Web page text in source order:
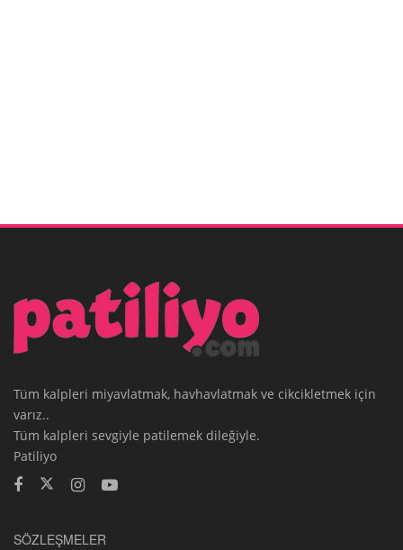
Tüm kalpleri miyavlatmak, havhavlatmak ve cikcikletmek için
varız..
Tüm kalpleri sevgiyle patilemek dileğiyle.
Patiliyo
SÖZLEŞMELER